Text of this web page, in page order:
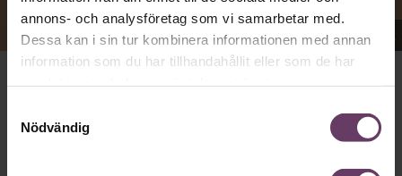
annons- och analysföretag som vi samarbetar med.
Dessa kan i sin tur kombinera informationen med annan
information som du har tillhandahållit eller som de har
Nödvändig
Appen Sinceerly imiterar vd:ars kortfattade språk.
mejl från främlingar. Men studenten
Ben Horwitzpå
Harvard Business School kom på ett trick: Han skapade